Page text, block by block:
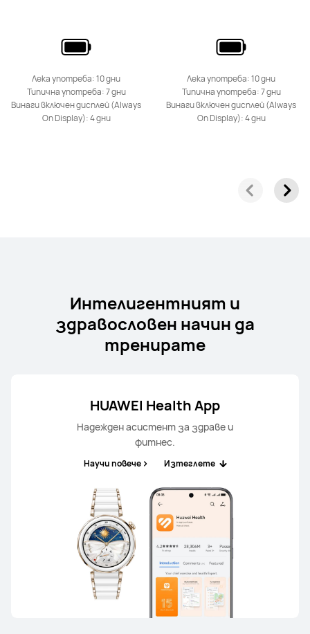
Лека употреба: 10 дни
Типична употреба: 7 дни
Винаги включен дисплей (Always
On Display): 4 дни
Лека употреба: 10 дни
Типична употреба: 7 дни
Винаги включен дисплей (Always
On Display): 4 дни
Интелигентният и
здравословен начин да
тренирате
HUAWEI Health App
Надежден асистент за здраве и
фитнес.
Научи повече Изтеглете